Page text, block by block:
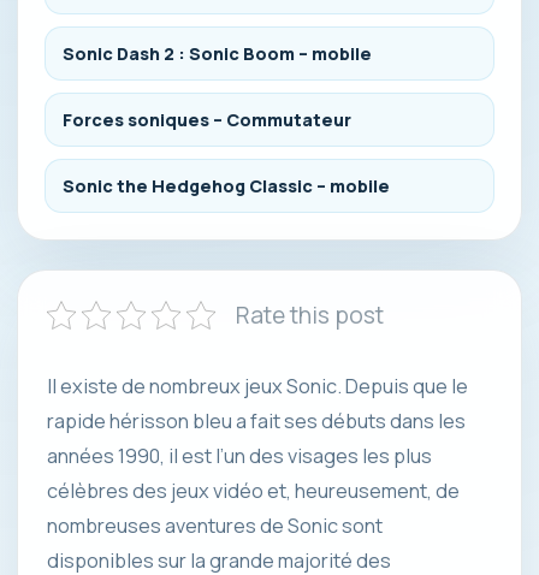
Sonic Dash 2 : Sonic Boom – mobile
Forces soniques – Commutateur
Sonic the Hedgehog Classic – mobile
Rate this post
Il existe de nombreux jeux Sonic. Depuis que le
rapide hérisson bleu a fait ses débuts dans les
années 1990, il est l’un des visages les plus
célèbres des jeux vidéo et, heureusement, de
nombreuses aventures de Sonic sont
disponibles sur la grande majorité des